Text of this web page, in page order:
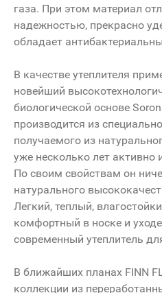
газа. При этом материал
надежностью, прекрасно
обладает
В качестве утеплителя
новейший
биологической основе
производится из
получаемого из
уже несколько лет активно
По своим свойствам он
натурального
Легкий, теплый,
комфортный в носке и
современный утеплитель
В ближайших планах FINN
коллекции из